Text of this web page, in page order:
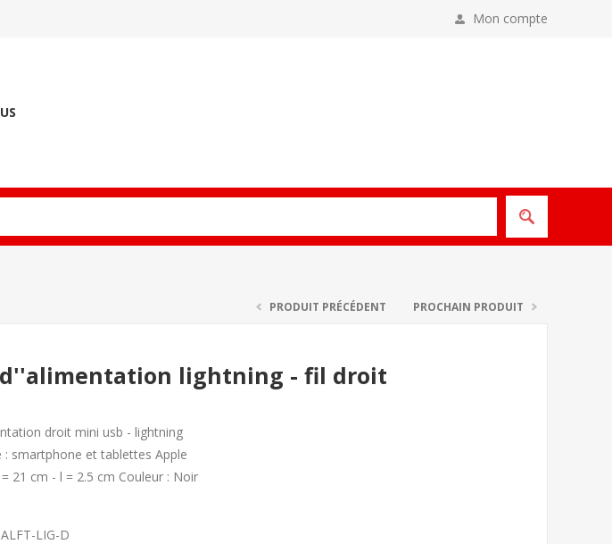
Mon compte
PRODUIT PRÉCÉDENT PROCHAIN PRODUIT
d''alimentation lightning - fil droit
droit mini usb - lightning
: smartphone et tablettes Apple
21 cm - l = 2.5 cm Couleur : Noir
LIG-D